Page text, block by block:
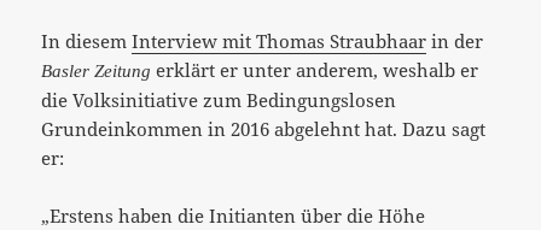
In diesemInterview mit Thomas Straubhaar in der
Basler Zeitung erklärt er unter anderem, weshalb er
die Volksinitiative zum Bedingungslosen
Grundeinkommen in 2016 abgelehnt hat. Dazu sagt
er:
„Erstens haben die Initianten über die Höhe